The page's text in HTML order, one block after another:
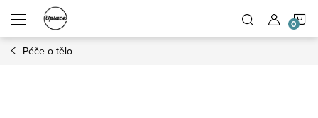
Přejít na obsah
Péče o tělo